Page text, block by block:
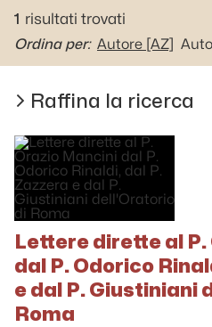
1 risultati trovati
Ordina per: Autore [AZ]
Raffina la ricerca
Lettere dirette al
dal P. Odorico
e dal P. Giustiniani
Roma